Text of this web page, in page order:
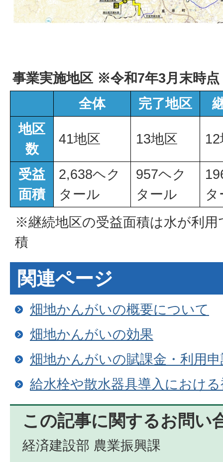
事業実施地区 ※令和7年3月末時点
全体
完了地区
地区
数
41地区 13地区
受益
面積
2,638ヘク
タール
957ヘク
タール
タ
※継続地区の受益面積は水が利
積
関連ページ
畑地かんがいの概要について
畑地かんがいの効果
畑地かんがいの賦課金・利用
給水栓や散水器具導入におけ
この記事に関するお問い
経済建設部 農業振興課